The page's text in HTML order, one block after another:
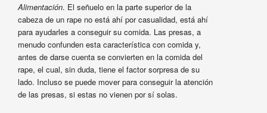
Alimentación. El señuelo en la parte superior de la
cabeza de un rape no está ahí por casualidad, está ahí
para ayudarles a conseguir su comida. Las presas, a
menudo confunden esta característica con comida y,
antes de darse cuenta se convierten en la comida del
rape, el cual, sin duda, tiene el factor sorpresa de su
lado. Incluso se puede mover para conseguir la atención
de las presas, si estas no vienen por sí solas.